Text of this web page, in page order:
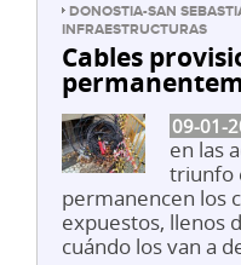
DONOSTIA-SAN
INFRAESTRUCTURAS
Cables
09-01-
en las
triunfo
permanencen los
expuestos, llenos
cuándo los van a